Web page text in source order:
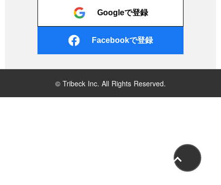
Googleで登録
Facebookで登録
© Tribeck Inc. All Rights Reserved.